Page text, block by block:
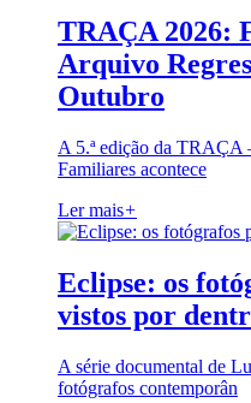
TRAÇA 2026:
Arquivo
Outubro
A 5.ª edição da
Familiares acontece
Ler mais+
Eclipse: os
vistos por
A série documental de
fotógrafos contemporân